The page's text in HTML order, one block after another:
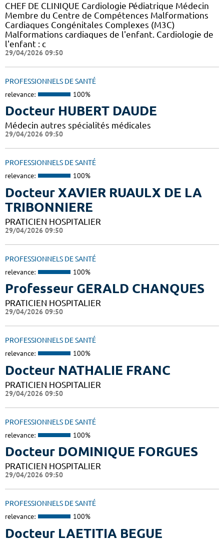
CHEF DE CLINIQUE Cardiologie Pédiatrique Médecin
Membre du Centre de Compétences Malformations
Cardiaques Congénitales Complexes (M3C)
Malformations cardiaques de l'enfant. Cardiologie de
l'enfant : c
29/04/2026 09:50
PROFESSIONNELS DE SANTÉ
relevance: 100%
Docteur HUBERT DAUDE
Médecin autres spécialités médicales
29/04/2026 09:50
PROFESSIONNELS DE SANTÉ
relevance: 100%
Docteur XAVIER RUAULX DE LA
TRIBONNIERE
PRATICIEN HOSPITALIER
29/04/2026 09:50
PROFESSIONNELS DE SANTÉ
relevance: 100%
Professeur GERALD CHANQUES
PRATICIEN HOSPITALIER
29/04/2026 09:50
PROFESSIONNELS DE SANTÉ
relevance: 100%
Docteur NATHALIE FRANC
PRATICIEN HOSPITALIER
29/04/2026 09:50
PROFESSIONNELS DE SANTÉ
relevance: 100%
Docteur DOMINIQUE FORGUES
PRATICIEN HOSPITALIER
29/04/2026 09:50
PROFESSIONNELS DE SANTÉ
relevance: 100%
Docteur LAETITIA BEGUE